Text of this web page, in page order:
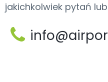
jakichkolwiek pytań